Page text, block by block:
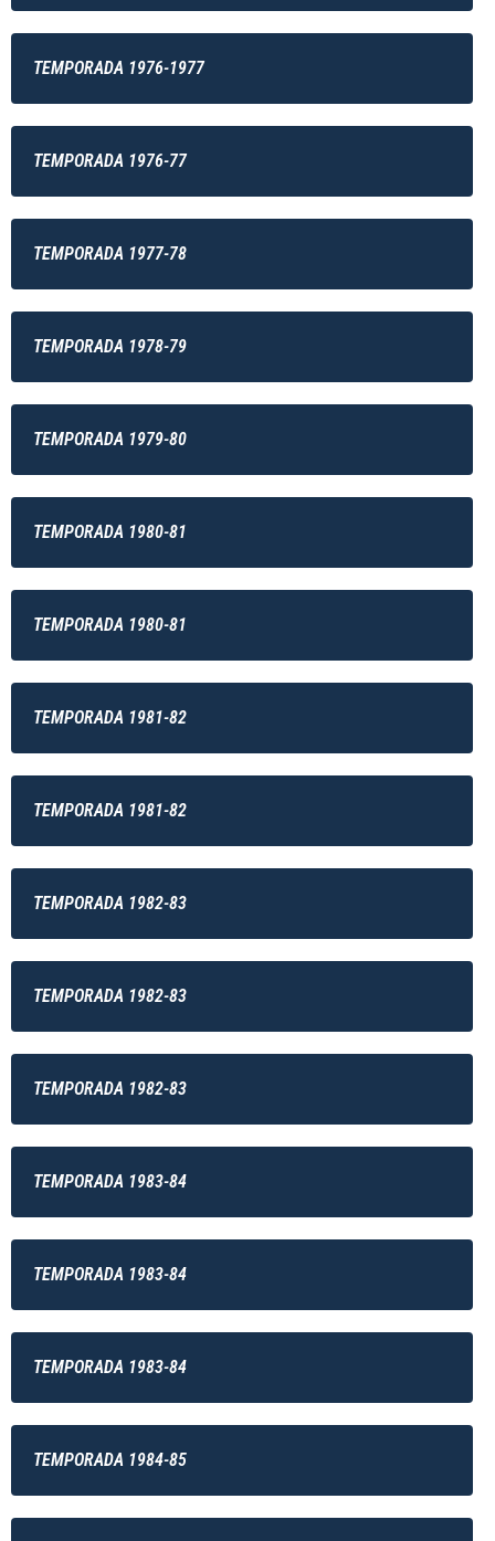
TEMPORADA 1976-1977
TEMPORADA 1976-77
TEMPORADA 1977-78
TEMPORADA 1978-79
TEMPORADA 1979-80
TEMPORADA 1980-81
TEMPORADA 1980-81
TEMPORADA 1981-82
TEMPORADA 1981-82
TEMPORADA 1982-83
TEMPORADA 1982-83
TEMPORADA 1982-83
TEMPORADA 1983-84
TEMPORADA 1983-84
TEMPORADA 1983-84
TEMPORADA 1984-85